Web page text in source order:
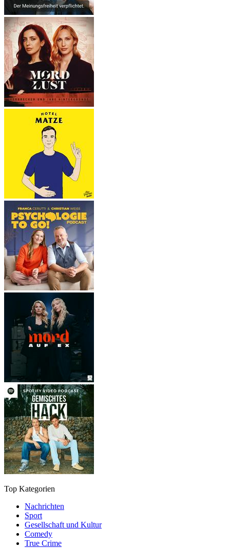
Top Kategorien
Nachrichten
Sport
Gesellschaft und Kultur
Comedy
True Crime